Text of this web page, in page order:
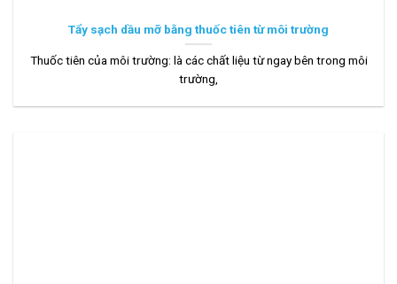
Tẩy sạch dầu mỡ bằng thuốc tiên từ môi trường
Thuốc tiên của môi trường: là các chất liệu từ ngay bên trong môi
trường,